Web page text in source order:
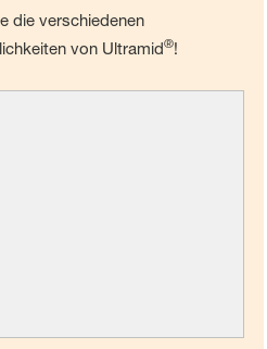
die verschiedenen
von Ultramid®!